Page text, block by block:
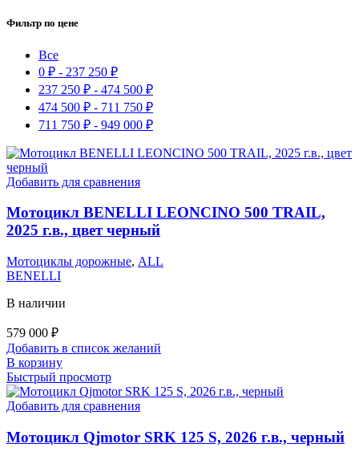
Фильтр по цене
Все
0 ₽ - 237 250 ₽
237 250 ₽ - 474 500 ₽
474 500 ₽ - 711 750 ₽
711 750 ₽ - 949 000 ₽
Добавить для сравнения
Мотоцикл BENELLI LEONCINO 500 TRAIL,
2025 г.в., цвет черный
Мотоциклы дорожные, ALL
BENELLI
В наличии
579 000 ₽
Добавить в список желаний
В корзину
Быстрый просмотр
Добавить для сравнения
Мотоцикл Qjmotor SRK 125 S, 2026 г.в., черный